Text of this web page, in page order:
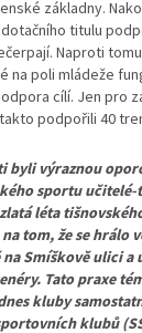
základny.
titulu
Naproti
na poli mládeže
cílí. Jen pro
podpořili 40
byli výraznou
sportu
léta
tom, že se hrálo
Smíškově ulici a
Tato praxe
kluby
klubů